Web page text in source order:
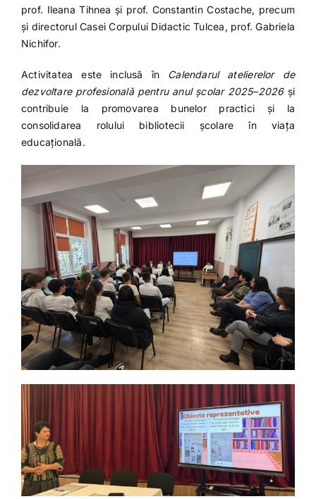
prof. Ileana Tihnea și prof. Constantin Costache, precum
și directorul Casei Corpului Didactic Tulcea, prof. Gabriela
Nichifor.
Activitatea este inclusă în
Calendarul atelierelor de
dezvoltare profesională pentru anul școlar 2025–2026și
contribuie la promovarea bunelor practici și la
consolidarea rolului bibliotecii școlare în viața
educațională.